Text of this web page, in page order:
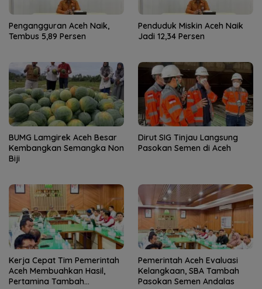
Pengangguran Aceh Naik,
Tembus 5,89 Persen
Penduduk Miskin Aceh Naik
Jadi 12,34 Persen
BUMG Lamgirek Aceh Besar
Kembangkan Semangka Non
Biji
Dirut SIG Tinjau Langsung
Pasokan Semen di Aceh
Kerja Cepat Tim Pemerintah
Aceh Membuahkan Hasil,
Pertamina Tambah
Pemerintah Aceh Evaluasi
Kelangkaan, SBA Tambah
Pasokan Semen Andalas